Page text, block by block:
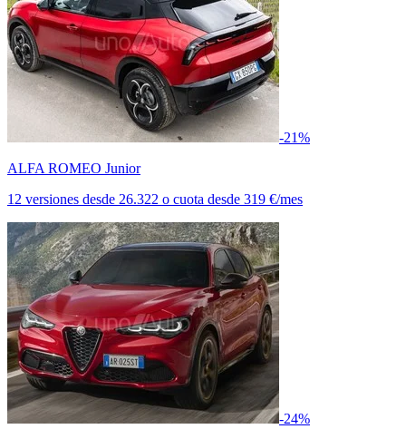
-21%
ALFA ROMEO Junior
12 versiones desde 26.322 o cuota desde 319 €/mes
-24%